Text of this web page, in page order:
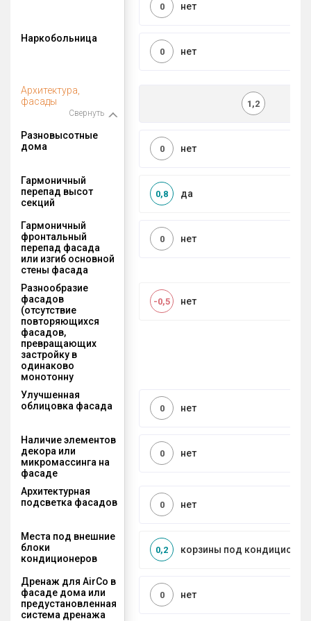
нет
0
Наркобольница
нет
0
Архитектура,
фасады
Свернуть
1,2
Разновысотные
дома
нет
0
Гармоничный
перепад высот
секций
да
0,8
Гармоничный
фронтальный
перепад фасада
или изгиб основной
стены фасада
нет
0
Разнообразие
фасадов
(отсутствие
повторяющихся
фасадов,
превращающих
застройку в
одинаково
монотонну
нет
-0,5
Улучшенная
облицовка фасада
нет
0
Наличие элементов
декора или
микромассинга на
фасаде
нет
0
Архитектурная
подсветка фасадов
нет
0
Места под внешние
блоки
кондиционеров
корзины под
0,2
Дренаж для AirCo в
фасаде дома или
предустановленная
система дренажа
нет
0